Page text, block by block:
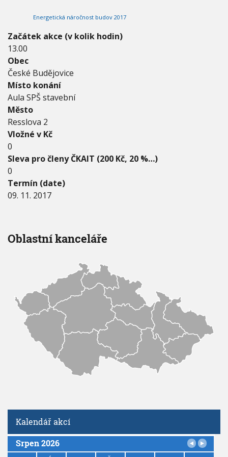
E
-
9
1
1
.
2
0
1
7
Energetická náročnost budov 2017
Začátek akce (v kolik hodin)
13.00
Obec
České Budějovice
Místo konání
Aula SPŠ stavební
Město
Resslova 2
Vložné v Kč
0
Sleva pro členy ČKAIT (200 Kč, 20 %…)
0
Termín (date)
09. 11. 2017
Oblastní kanceláře
Kalendář akcí
P
Srpen 2026